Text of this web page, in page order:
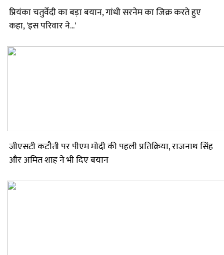
प्रियंका चतुर्वेदी का बड़ा बयान, गांधी सरनेम का जिक्र करते हुए
कहा, 'इस परिवार ने...'
जीएसटी कटौती पर पीएम मोदी की पहली प्रतिक्रिया, राजनाथ सिंह
और अमित शाह ने भी दिए बयान